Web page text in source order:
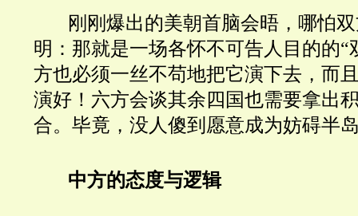
刚刚爆出的美朝首脑会晤，哪怕
明：那就是一场各怀不可告人目的的“
方也必须一丝不苟地把它演下去，而
演好！六方会谈其余四国也需要拿出
合。毕竟，没人傻到愿意成为妨碍半
中方的态度与逻辑